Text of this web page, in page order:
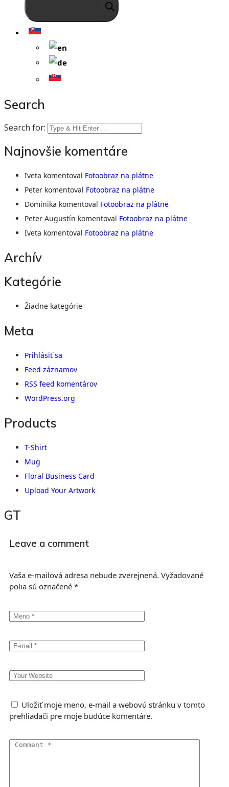
Search
Search for:
Najnovšie komentáre
Iveta komentoval Fotoobraz na plátne
Peter komentoval Fotoobraz na plátne
Dominika komentoval Fotoobraz na plátne
Peter Augustín komentoval Fotoobraz na plátne
Iveta komentoval Fotoobraz na plátne
Archív
Kategórie
Žiadne kategórie
Meta
Prihlásiť sa
Feed záznamov
RSS feed komentárov
WordPress.org
Products
T-Shirt
Mug
Floral Business Card
Upload Your Artwork
GT
Leave a comment
Vaša e-mailová adresa nebude zverejnená. Vyžadované
polia sú označené *
Uložiť moje meno, e-mail a webovú stránku v tomto
prehliadači pre moje budúce komentáre.